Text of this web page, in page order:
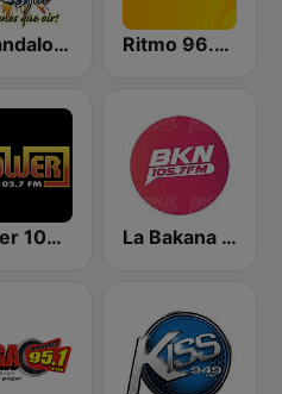
Escandalo 102 Ritmo 96.5 FM
Power 103.7 FM La Bakana FM